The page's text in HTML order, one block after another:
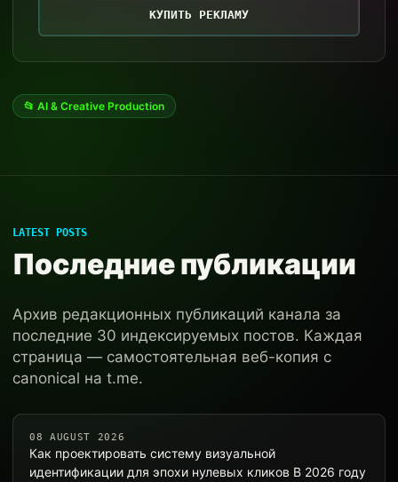
КУПИТЬ РЕКЛАМУ
📂 AI & Creative Production
LATEST POSTS
Последние публикации
Архив редакционных публикаций канала за
последние 30 индексируемых постов. Каждая
страница — самостоятельная веб-копия с
canonical на t.me.
08 AUGUST 2026
Как проектировать систему визуальной
идентификации для эпохи нулевых кликов В 2026 году